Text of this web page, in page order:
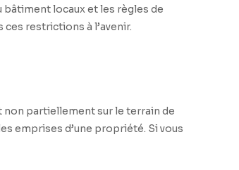
bâtiment locaux et les règles de
restrictions à l’avenir.
non partiellement sur le terrain de
emprises d’une propriété. Si vous